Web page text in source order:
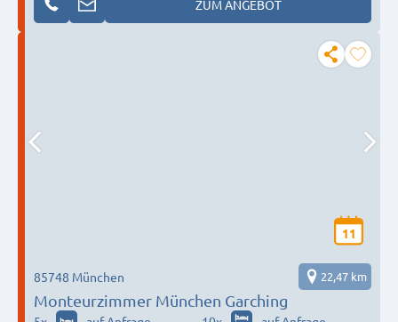
ZUM ANGEBOT
11
Monteurzimmer München Garching
85748 München 22,47 km